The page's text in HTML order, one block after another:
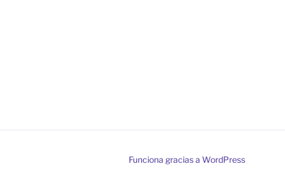
Funciona gracias a WordPress